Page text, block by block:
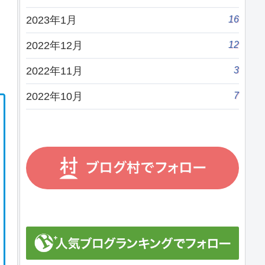
2023年1月 16
2022年12月 12
2022年11月 3
2022年10月 7